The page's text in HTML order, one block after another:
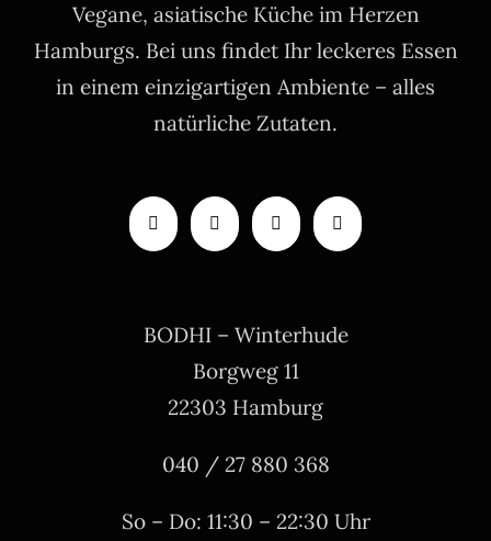
Vegane, asiatische Küche im Herzen
Hamburgs. Bei uns findet Ihr leckeres Essen
in einem einzigartigen Ambiente – alles
natürliche Zutaten.
BODHI – Winterhude
Borgweg 11
22303 Hamburg
040 / 27 880 368
So – Do: 11:30 – 22:30 Uhr